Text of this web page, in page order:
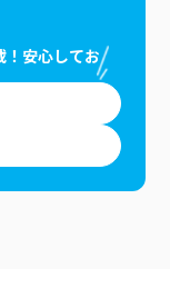
！安心してお